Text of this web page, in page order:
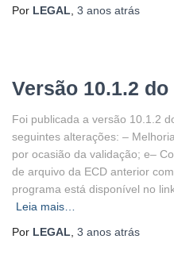
Por LEGAL 3 anos atrás
Versão 10.1.2
Foi publicada a versão 10.1.2
seguintes alterações: –
por ocasião da validação; e–
de arquivo da ECD anterior
programa está disponível no
Leia mais…
Por LEGAL 3 anos atrás